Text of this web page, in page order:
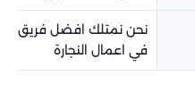
نحن نمتلك افضل فريق
في اعمال النجارة